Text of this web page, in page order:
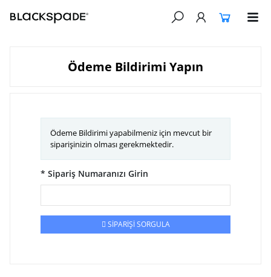
Ödeme Bildirimi Yapın
Ödeme Bildirimi yapabilmeniz için mevcut bir
siparişinizin olması gerekmektedir.
* Sipariş Numaranızı Girin
SİPARİŞİ SORGULA